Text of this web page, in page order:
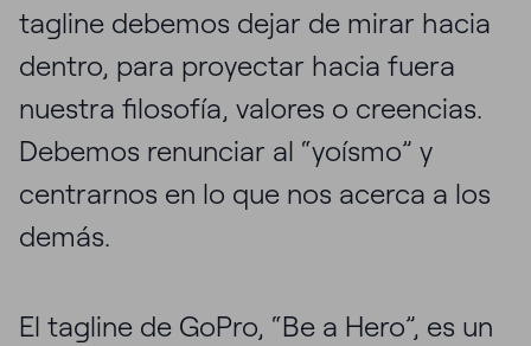
tagline debemos dejar de mirar hacia
dentro, para proyectar hacia fuera
nuestra filosofía, valores o creencias.
Debemos renunciar al “yoísmo” y
centrarnos en lo que nos acerca a los
demás.
El tagline de GoPro, “Be a Hero”, es un